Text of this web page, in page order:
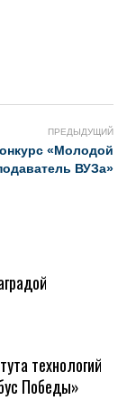
ПРЕДЫДУЩИЙ
«Молодой
ВУЗа»
технологий
Победы»